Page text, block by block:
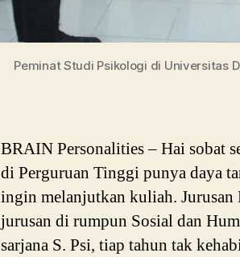
Peminat Studi Psikologi di Universitas
BRAIN Personalities – Hai sobat
di Perguruan Tinggi punya daya
ingin melanjutkan kuliah. Jurusan
jurusan di rumpun Sosial dan
sarjana S. Psi, tiap tahun tak